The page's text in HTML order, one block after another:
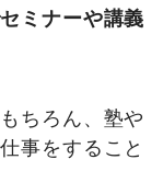
ミナーや講義
ちろん、塾や
事をすること